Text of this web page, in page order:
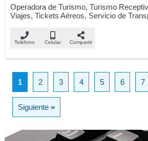
Operadora de Turismo, Turismo
Viajes, Tickets Aéreos, Servicio de
Teléfono Celular Compartir
1 2 3 4 5 6 7
Siguiente»